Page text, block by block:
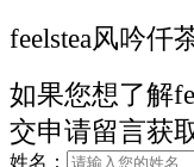
feelstea风吟仟
如果您想了解
交申请留言获
姓名：